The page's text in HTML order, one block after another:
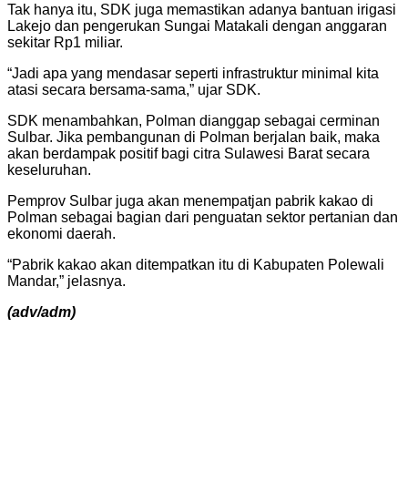
Tak hanya itu, SDK juga memastikan adanya bantuan irigasi
Lakejo dan pengerukan Sungai Matakali dengan anggaran
sekitar Rp1 miliar.
“Jadi apa yang mendasar seperti infrastruktur minimal kita
atasi secara bersama-sama,” ujar SDK.
SDK menambahkan, Polman dianggap sebagai cerminan
Sulbar. Jika pembangunan di Polman berjalan baik, maka
akan berdampak positif bagi citra Sulawesi Barat secara
keseluruhan.
Pemprov Sulbar juga akan menempatjan pabrik kakao di
Polman sebagai bagian dari penguatan sektor pertanian dan
ekonomi daerah.
“Pabrik kakao akan ditempatkan itu di Kabupaten Polewali
Mandar,” jelasnya.
(adv/adm)